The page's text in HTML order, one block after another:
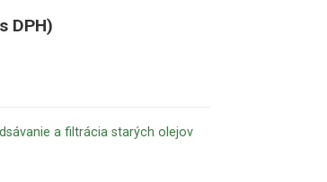
s DPH)
a filtrácia starých olejov